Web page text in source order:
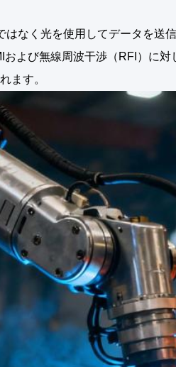
はなく光を使用してデータを送
および無線周波干渉（RFI）に
ます。